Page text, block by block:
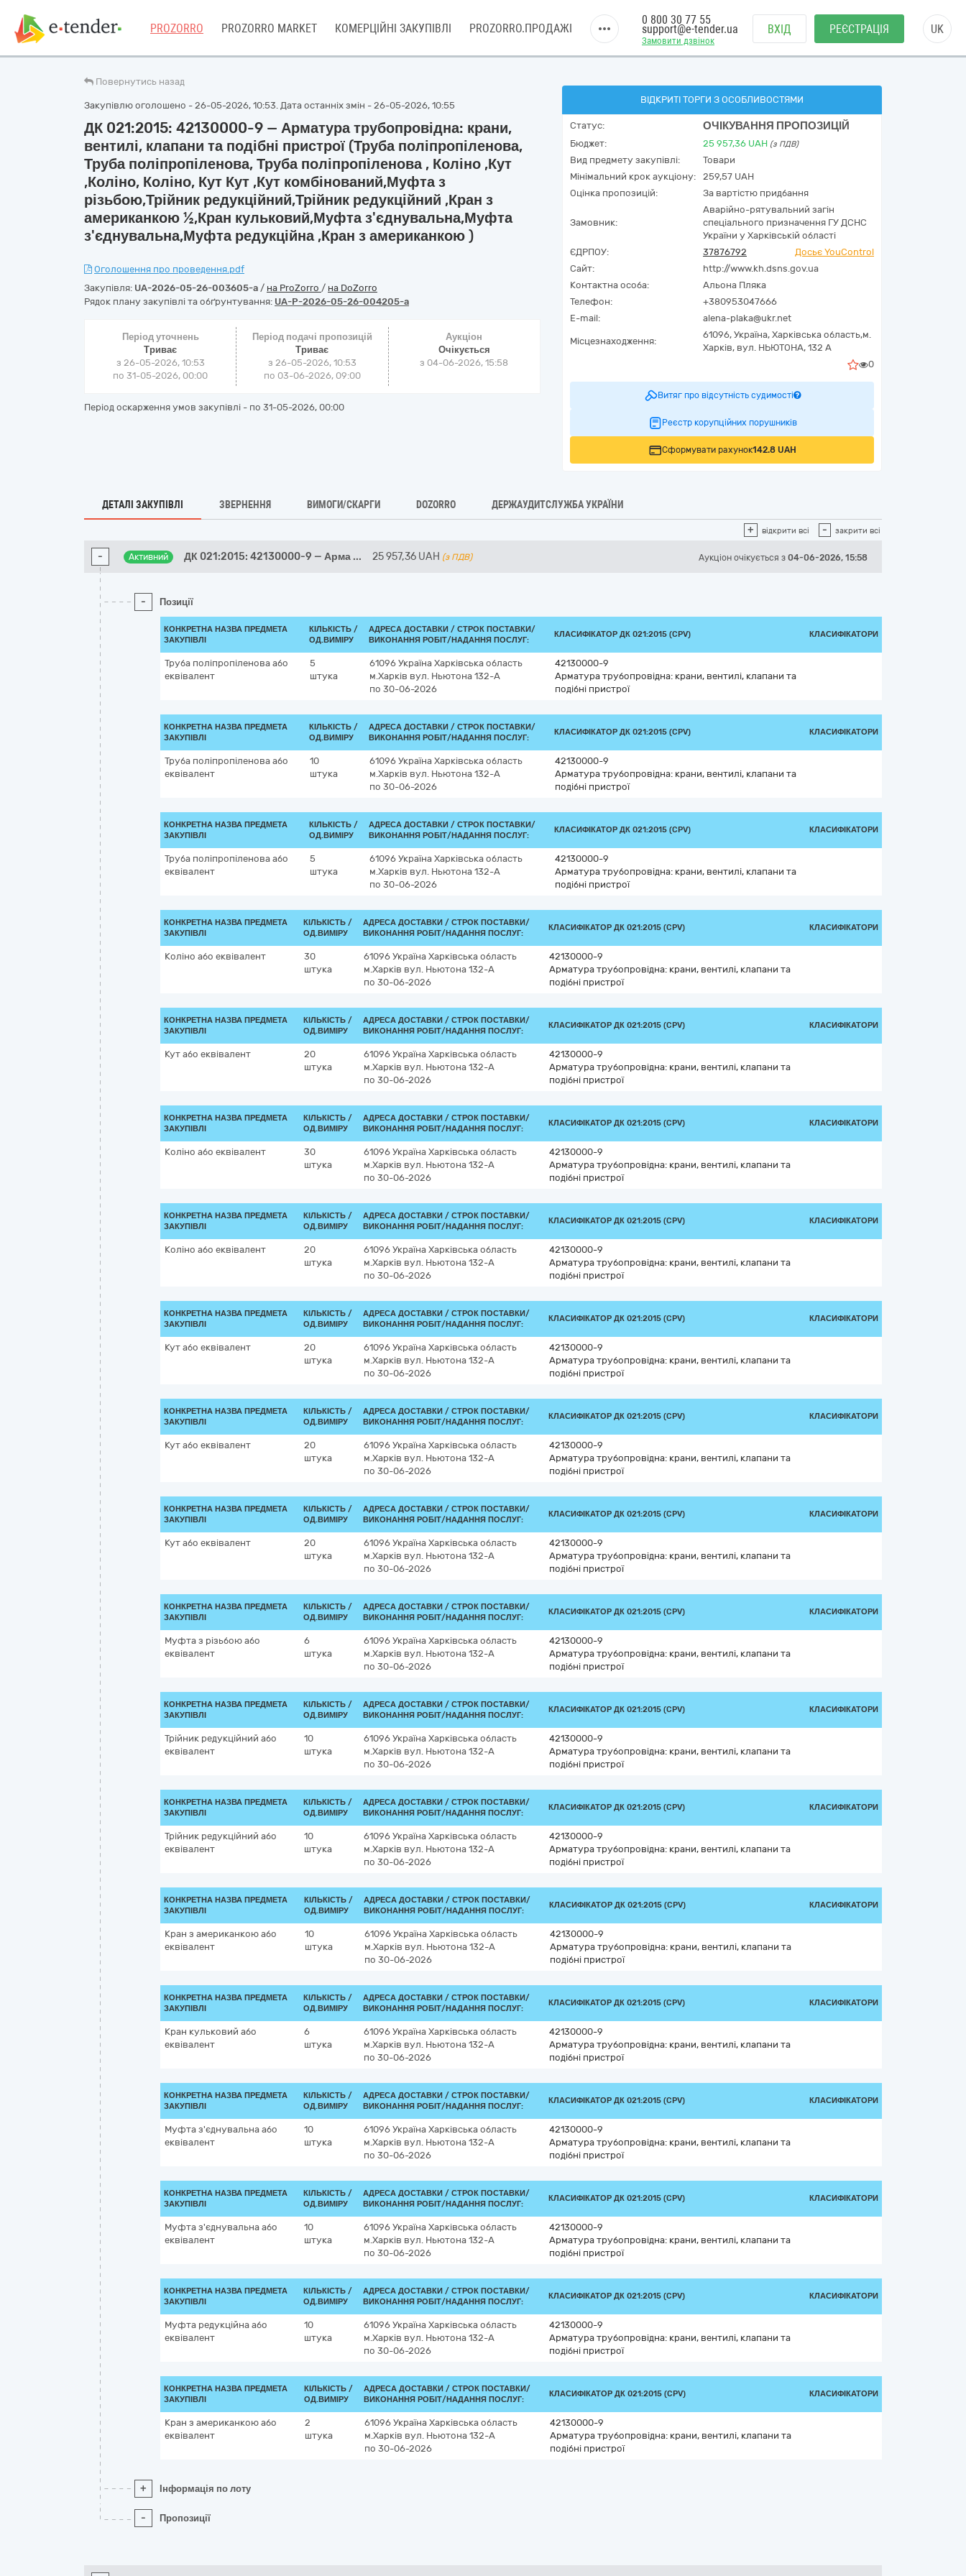
PROZORRO PROZORRO MARKET КОМЕРЦІЙНІ ЗАКУПІВЛІ PROZORRO.ПРОДАЖІ
Замовити дзвінок
0 800 30 77 55
support@e-tender.ua ВХІД РЕЄСТРАЦІЯ UK
Повернутись назад
Закупівлю оголошено - 26-05-2026, 10:53. Дата останніх змін - 26-05-2026, 10:55
ДК 021:2015: 42130000-9 — Арматура трубопровідна: крани,
вентилі, клапани та подібні пристрої (Труба поліпропіленова,
Труба поліпропіленова, Труба поліпропіленова , Коліно ,Кут
,Коліно, Коліно, Кут Кут ,Кут комбінований,Муфта з
різьбою,Трійник редукційний,Трійник редукційний ,Кран з
американкою ½,Кран кульковий,Муфта з'єднувальна,Муфта
з'єднувальна,Муфта редукційна ,Кран з американкою )
Оголошення про проведення.pdf
Закупівля: UA-2026-05-26-003605-a / на ProZorro / на DoZorro
Рядок плану закупівлі та обґрунтування: UA-P-2026-05-26-004205-a
Період уточнень
Триває
з 26-05-2026, 10:53
по 31-05-2026, 00:00
Період подачі пропозицій
Триває
з 26-05-2026, 10:53
по 03-06-2026, 09:00
Аукціон
Очікується
з 04-06-2026, 15:58
Період оскарження умов закупівлі - по 31-05-2026, 00:00
ВІДКРИТІ ТОРГИ З ОСОБЛИВОСТЯМИ
Статус: ОЧІКУВАННЯ ПРОПОЗИЦІЙ
Бюджет: 25 957,36 UAH (з ПДВ)
Вид предмету закупівлі:
Товари
Мінімальний крок аукціону:
259,57 UAH
Оцінка пропозицій:
За вартістю придбання
Замовник:
Аварійно-рятувальний загін
спеціального призначення ГУ ДСНС
України у Харківській області
ЄДРПОУ:
37876792
Досьє YouControl
Сайт:
http://www.kh.dsns.gov.ua
Контактна особа:
Альона Пляка
Телефон:
+380953047666
E-mail:
alena-plaka@ukr.net
Місцезнаходження:
61096, Україна, Харківська область,м.
Харків, вул. НЬЮТОНА, 132 А
0
Витяг про відсутність судимості
Реєстр корупційних порушників
Сформувати рахунок142.8 UAH
ДЕТАЛІ ЗАКУПІВЛІ ЗВЕРНЕННЯ ВИМОГИ/СКАРГИ DOZORRO ДЕРЖАУДИТСЛУЖБА УКРАЇНИ
+ відкрити всі - закрити всі
- Активний ДК 021:2015: 42130000-9 — Арма ... 25 957,36 UAH (з ПДВ) Аукціон очікується з 04-06-2026, 15:58
- Позиції
КОНКРЕТНА НАЗВА ПРЕДМЕТА
ЗАКУПІВЛІ
КІЛЬКІСТЬ /
ОД.ВИМІРУ
АДРЕСА ДОСТАВКИ / СТРОК ПОСТАВКИ/
ВИКОНАННЯ РОБІТ/НАДАННЯ ПОСЛУГ:
КЛАСИФІКАТОР ДК 021:2015 (CPV) КЛАСИФІКАТОРИ
Труба поліпропіленова або
еквівалент
5
штука
61096 Україна Харківська область
м.Харків вул. Ньютона 132-А
по 30-06-2026
42130000-9
Арматура трубопровідна: крани, вентилі, клапани та
подібні пристрої
КОНКРЕТНА НАЗВА ПРЕДМЕТА
ЗАКУПІВЛІ
КІЛЬКІСТЬ /
ОД.ВИМІРУ
АДРЕСА ДОСТАВКИ / СТРОК ПОСТАВКИ/
ВИКОНАННЯ РОБІТ/НАДАННЯ ПОСЛУГ:
КЛАСИФІКАТОР ДК 021:2015 (CPV) КЛАСИФІКАТОРИ
Труба поліпропіленова або
еквівалент
10
штука
61096 Україна Харківська область
м.Харків вул. Ньютона 132-А
по 30-06-2026
42130000-9
Арматура трубопровідна: крани, вентилі, клапани та
подібні пристрої
КОНКРЕТНА НАЗВА ПРЕДМЕТА
ЗАКУПІВЛІ
КІЛЬКІСТЬ /
ОД.ВИМІРУ
АДРЕСА ДОСТАВКИ / СТРОК ПОСТАВКИ/
ВИКОНАННЯ РОБІТ/НАДАННЯ ПОСЛУГ:
КЛАСИФІКАТОР ДК 021:2015 (CPV) КЛАСИФІКАТОРИ
Труба поліпропіленова або
еквівалент
5
штука
61096 Україна Харківська область
м.Харків вул. Ньютона 132-А
по 30-06-2026
42130000-9
Арматура трубопровідна: крани, вентилі, клапани та
подібні пристрої
КОНКРЕТНА НАЗВА ПРЕДМЕТА
ЗАКУПІВЛІ
КІЛЬКІСТЬ /
ОД.ВИМІРУ
АДРЕСА ДОСТАВКИ / СТРОК ПОСТАВКИ/
ВИКОНАННЯ РОБІТ/НАДАННЯ ПОСЛУГ:
КЛАСИФІКАТОР ДК 021:2015 (CPV) КЛАСИФІКАТОРИ
Коліно або еквівалент
30
штука
61096 Україна Харківська область
м.Харків вул. Ньютона 132-А
по 30-06-2026
42130000-9
Арматура трубопровідна: крани, вентилі, клапани та
подібні пристрої
КОНКРЕТНА НАЗВА ПРЕДМЕТА
ЗАКУПІВЛІ
КІЛЬКІСТЬ /
ОД.ВИМІРУ
АДРЕСА ДОСТАВКИ / СТРОК ПОСТАВКИ/
ВИКОНАННЯ РОБІТ/НАДАННЯ ПОСЛУГ:
КЛАСИФІКАТОР ДК 021:2015 (CPV) КЛАСИФІКАТОРИ
Кут або еквівалент
20
штука
61096 Україна Харківська область
м.Харків вул. Ньютона 132-А
по 30-06-2026
42130000-9
Арматура трубопровідна: крани, вентилі, клапани та
подібні пристрої
КОНКРЕТНА НАЗВА ПРЕДМЕТА
ЗАКУПІВЛІ
КІЛЬКІСТЬ /
ОД.ВИМІРУ
АДРЕСА ДОСТАВКИ / СТРОК ПОСТАВКИ/
ВИКОНАННЯ РОБІТ/НАДАННЯ ПОСЛУГ:
КЛАСИФІКАТОР ДК 021:2015 (CPV) КЛАСИФІКАТОРИ
Коліно або еквівалент
30
штука
61096 Україна Харківська область
м.Харків вул. Ньютона 132-А
по 30-06-2026
42130000-9
Арматура трубопровідна: крани, вентилі, клапани та
подібні пристрої
КОНКРЕТНА НАЗВА ПРЕДМЕТА
ЗАКУПІВЛІ
КІЛЬКІСТЬ /
ОД.ВИМІРУ
АДРЕСА ДОСТАВКИ / СТРОК ПОСТАВКИ/
ВИКОНАННЯ РОБІТ/НАДАННЯ ПОСЛУГ:
КЛАСИФІКАТОР ДК 021:2015 (CPV) КЛАСИФІКАТОРИ
Коліно або еквівалент
20
штука
61096 Україна Харківська область
м.Харків вул. Ньютона 132-А
по 30-06-2026
42130000-9
Арматура трубопровідна: крани, вентилі, клапани та
подібні пристрої
КОНКРЕТНА НАЗВА ПРЕДМЕТА
ЗАКУПІВЛІ
КІЛЬКІСТЬ /
ОД.ВИМІРУ
АДРЕСА ДОСТАВКИ / СТРОК ПОСТАВКИ/
ВИКОНАННЯ РОБІТ/НАДАННЯ ПОСЛУГ:
КЛАСИФІКАТОР ДК 021:2015 (CPV) КЛАСИФІКАТОРИ
Кут або еквівалент
20
штука
61096 Україна Харківська область
м.Харків вул. Ньютона 132-А
по 30-06-2026
42130000-9
Арматура трубопровідна: крани, вентилі, клапани та
подібні пристрої
КОНКРЕТНА НАЗВА ПРЕДМЕТА
ЗАКУПІВЛІ
КІЛЬКІСТЬ /
ОД.ВИМІРУ
АДРЕСА ДОСТАВКИ / СТРОК ПОСТАВКИ/
ВИКОНАННЯ РОБІТ/НАДАННЯ ПОСЛУГ:
КЛАСИФІКАТОР ДК 021:2015 (CPV) КЛАСИФІКАТОРИ
Кут або еквівалент
20
штука
61096 Україна Харківська область
м.Харків вул. Ньютона 132-А
по 30-06-2026
42130000-9
Арматура трубопровідна: крани, вентилі, клапани та
подібні пристрої
КОНКРЕТНА НАЗВА ПРЕДМЕТА
ЗАКУПІВЛІ
КІЛЬКІСТЬ /
ОД.ВИМІРУ
АДРЕСА ДОСТАВКИ / СТРОК ПОСТАВКИ/
ВИКОНАННЯ РОБІТ/НАДАННЯ ПОСЛУГ:
КЛАСИФІКАТОР ДК 021:2015 (CPV) КЛАСИФІКАТОРИ
Кут або еквівалент
20
штука
61096 Україна Харківська область
м.Харків вул. Ньютона 132-А
по 30-06-2026
42130000-9
Арматура трубопровідна: крани, вентилі, клапани та
подібні пристрої
КОНКРЕТНА НАЗВА ПРЕДМЕТА
ЗАКУПІВЛІ
КІЛЬКІСТЬ /
ОД.ВИМІРУ
АДРЕСА ДОСТАВКИ / СТРОК ПОСТАВКИ/
ВИКОНАННЯ РОБІТ/НАДАННЯ ПОСЛУГ:
КЛАСИФІКАТОР ДК 021:2015 (CPV) КЛАСИФІКАТОРИ
Муфта з різьбою або
еквівалент
6
штука
61096 Україна Харківська область
м.Харків вул. Ньютона 132-А
по 30-06-2026
42130000-9
Арматура трубопровідна: крани, вентилі, клапани та
подібні пристрої
КОНКРЕТНА НАЗВА ПРЕДМЕТА
ЗАКУПІВЛІ
КІЛЬКІСТЬ /
ОД.ВИМІРУ
АДРЕСА ДОСТАВКИ / СТРОК ПОСТАВКИ/
ВИКОНАННЯ РОБІТ/НАДАННЯ ПОСЛУГ:
КЛАСИФІКАТОР ДК 021:2015 (CPV) КЛАСИФІКАТОРИ
Трійник редукційний або
еквівалент
10
штука
61096 Україна Харківська область
м.Харків вул. Ньютона 132-А
по 30-06-2026
42130000-9
Арматура трубопровідна: крани, вентилі, клапани та
подібні пристрої
КОНКРЕТНА НАЗВА ПРЕДМЕТА
ЗАКУПІВЛІ
КІЛЬКІСТЬ /
ОД.ВИМІРУ
АДРЕСА ДОСТАВКИ / СТРОК ПОСТАВКИ/
ВИКОНАННЯ РОБІТ/НАДАННЯ ПОСЛУГ:
КЛАСИФІКАТОР ДК 021:2015 (CPV) КЛАСИФІКАТОРИ
Трійник редукційний або
еквівалент
10
штука
61096 Україна Харківська область
м.Харків вул. Ньютона 132-А
по 30-06-2026
42130000-9
Арматура трубопровідна: крани, вентилі, клапани та
подібні пристрої
КОНКРЕТНА НАЗВА ПРЕДМЕТА
ЗАКУПІВЛІ
КІЛЬКІСТЬ /
ОД.ВИМІРУ
АДРЕСА ДОСТАВКИ / СТРОК ПОСТАВКИ/
ВИКОНАННЯ РОБІТ/НАДАННЯ ПОСЛУГ:
КЛАСИФІКАТОР ДК 021:2015 (CPV) КЛАСИФІКАТОРИ
Кран з американкою або
еквівалент
10
штука
61096 Україна Харківська область
м.Харків вул. Ньютона 132-А
по 30-06-2026
42130000-9
Арматура трубопровідна: крани, вентилі, клапани та
подібні пристрої
КОНКРЕТНА НАЗВА ПРЕДМЕТА
ЗАКУПІВЛІ
КІЛЬКІСТЬ /
ОД.ВИМІРУ
АДРЕСА ДОСТАВКИ / СТРОК ПОСТАВКИ/
ВИКОНАННЯ РОБІТ/НАДАННЯ ПОСЛУГ:
КЛАСИФІКАТОР ДК 021:2015 (CPV) КЛАСИФІКАТОРИ
Кран кульковий або
еквівалент
6
штука
61096 Україна Харківська область
м.Харків вул. Ньютона 132-А
по 30-06-2026
42130000-9
Арматура трубопровідна: крани, вентилі, клапани та
подібні пристрої
КОНКРЕТНА НАЗВА ПРЕДМЕТА
ЗАКУПІВЛІ
КІЛЬКІСТЬ /
ОД.ВИМІРУ
АДРЕСА ДОСТАВКИ / СТРОК ПОСТАВКИ/
ВИКОНАННЯ РОБІТ/НАДАННЯ ПОСЛУГ:
КЛАСИФІКАТОР ДК 021:2015 (CPV) КЛАСИФІКАТОРИ
Муфта з'єднувальна або
еквівалент
10
штука
61096 Україна Харківська область
м.Харків вул. Ньютона 132-А
по 30-06-2026
42130000-9
Арматура трубопровідна: крани, вентилі, клапани та
подібні пристрої
КОНКРЕТНА НАЗВА ПРЕДМЕТА
ЗАКУПІВЛІ
КІЛЬКІСТЬ /
ОД.ВИМІРУ
АДРЕСА ДОСТАВКИ / СТРОК ПОСТАВКИ/
ВИКОНАННЯ РОБІТ/НАДАННЯ ПОСЛУГ:
КЛАСИФІКАТОР ДК 021:2015 (CPV) КЛАСИФІКАТОРИ
Муфта з'єднувальна або
еквівалент
10
штука
61096 Україна Харківська область
м.Харків вул. Ньютона 132-А
по 30-06-2026
42130000-9
Арматура трубопровідна: крани, вентилі, клапани та
подібні пристрої
КОНКРЕТНА НАЗВА ПРЕДМЕТА
ЗАКУПІВЛІ
КІЛЬКІСТЬ /
ОД.ВИМІРУ
АДРЕСА ДОСТАВКИ / СТРОК ПОСТАВКИ/
ВИКОНАННЯ РОБІТ/НАДАННЯ ПОСЛУГ:
КЛАСИФІКАТОР ДК 021:2015 (CPV) КЛАСИФІКАТОРИ
Муфта редукційна або
еквівалент
10
штука
61096 Україна Харківська область
м.Харків вул. Ньютона 132-А
по 30-06-2026
42130000-9
Арматура трубопровідна: крани, вентилі, клапани та
подібні пристрої
КОНКРЕТНА НАЗВА ПРЕДМЕТА
ЗАКУПІВЛІ
КІЛЬКІСТЬ /
ОД.ВИМІРУ
АДРЕСА ДОСТАВКИ / СТРОК ПОСТАВКИ/
ВИКОНАННЯ РОБІТ/НАДАННЯ ПОСЛУГ:
КЛАСИФІКАТОР ДК 021:2015 (CPV) КЛАСИФІКАТОРИ
Кран з американкою або
еквівалент
2
штука
61096 Україна Харківська область
м.Харків вул. Ньютона 132-А
по 30-06-2026
42130000-9
Арматура трубопровідна: крани, вентилі, клапани та
подібні пристрої
+ Інформація по лоту
- Пропозиції